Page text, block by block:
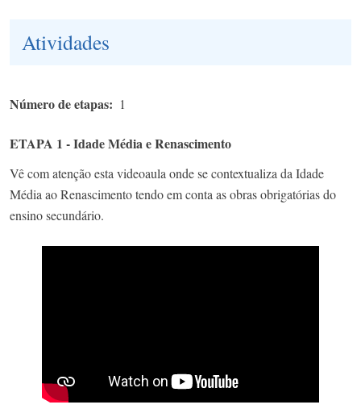
Atividades
Número de etapas 1
ETAPA 1 - Idade Média e Renascimento
Vê com atenção esta videoaula onde se contextualiza da Idade
Média ao Renascimento tendo em conta as obras obrigatórias do
ensino secundário.